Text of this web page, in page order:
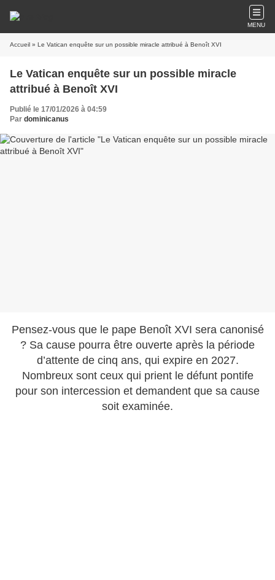
MENU
Accueil » Le Vatican enquête sur un possible miracle attribué à Benoît XVI
Le Vatican enquête sur un possible miracle
attribué à Benoît XVI
Publié le 17/01/2026 à 04:59
Par dominicanus
Pensez-vous que le pape Benoît XVI sera canonisé
? Sa cause pourra être ouverte après la période
d’attente de cinq ans, qui expire en 2027.
Nombreux sont ceux qui prient le défunt pontife
pour son intercession et demandent que sa cause
soit examinée.